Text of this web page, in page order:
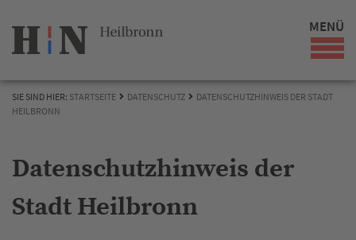
MENÜ
SIE SIND HIER: STARTSEITE DATENSCHUTZ
DATENSCHUTZHINWEIS DER STADT
HEILBRONN
Datenschutzhinweis der
Stadt Heilbronn